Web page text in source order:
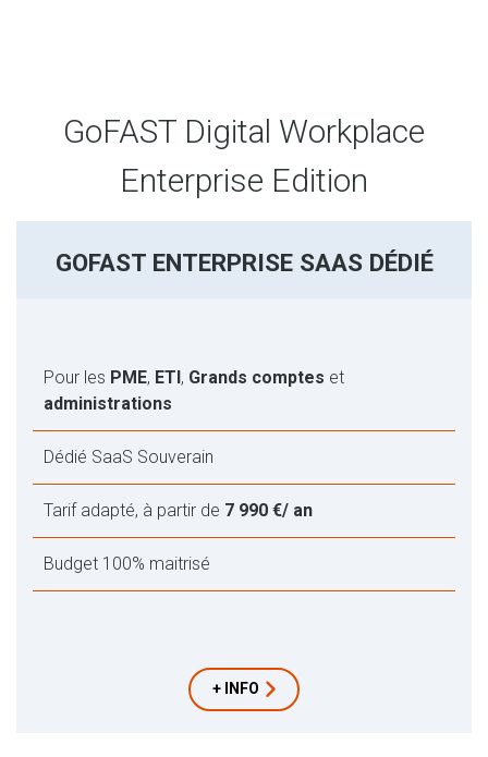
GoFAST Digital Workplace
Enterprise Edition
GOFAST ENTERPRISE SAAS DÉDIÉ
Pour les PME, ETI, Grands comptes et
administrations
Dédié SaaS Souverain
Tarif adapté, à partir de 7 990 €/ an
Budget 100% maitrisé
+ INFO